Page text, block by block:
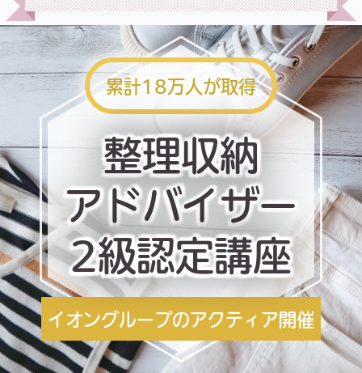
累計18万人が取得
整理収納
アドバイザー
2級認定講座
イオングループのアクティア開催